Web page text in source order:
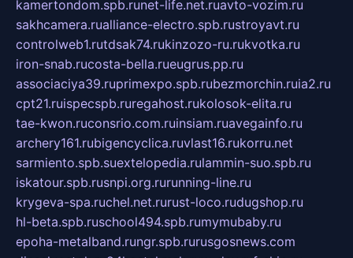
kamertondom.spb.runet-life.net.ruavto-vozim.ru
sakhcamera.rualliance-electro.spb.rustroyavt.ru
controlweb1.rutdsak74.rukinzozo-ru.rukvotka.ru
iron-snab.rucosta-bella.rueugrus.pp.ru
associaciya39.ruprimexpo.spb.rubezmorchin.ruia2.ru
cpt21.ruispecspb.ruregahost.rukolosok-elita.ru
tae-kwon.ruconsrio.com.ruinsiam.ruavegainfo.ru
archery161.rubigencyclica.ruvlast16.rukorru.net
sarmiento.spb.suextelopedia.rulammin-suo.spb.ru
iskatour.spb.rusnpi.org.rurunning-line.ru
krygeva-spa.ruchel.net.rurust-loco.rudugshop.ru
hl-beta.spb.ruschool494.spb.rumymubaby.ru
epoha-metalband.rungr.spb.rurusgosnews.com